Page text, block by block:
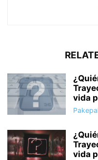
vida
vida